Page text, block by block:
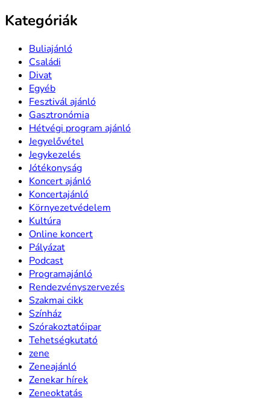
Kategóriák
Buliajánló
Családi
Divat
Egyéb
Fesztivál ajánló
Gasztronómia
Hétvégi program ajánló
Jegyelővétel
Jegykezelés
Jótékonyság
Koncert ajánló
Koncertajánló
Környezetvédelem
Kultúra
Online koncert
Pályázat
Podcast
Programajánló
Rendezvényszervezés
Szakmai cikk
Színház
Szórakoztatóipar
Tehetségkutató
zene
Zeneajánló
Zenekar hírek
Zeneoktatás